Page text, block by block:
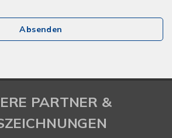
Absenden
PARTNER &